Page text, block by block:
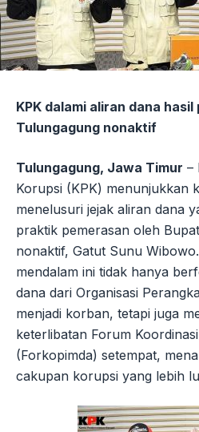
KPK dalami aliran dana
Tulungagung nonaktif
Tulungagung, Jawa Timur –
Korupsi (KPK) menunjukkan
menelusuri jejak aliran dana
praktik pemerasan oleh
nonaktif, Gatut Sunu
mendalam ini tidak hanya
dana dari Organisasi
menjadi korban, tetapi juga
keterlibatan Forum
(Forkopimda) setempat,
cakupan korupsi yang lebih